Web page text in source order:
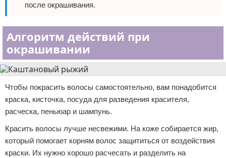
после окрашивания.
Алгоритм действий при
окрашивании
Чтобы покрасить волосы самостоятельно, вам понадобится
краска, кисточка, посуда для разведения красителя,
расческа, пеньюар и шампунь.
Красить волосы лучше несвежими. На коже собирается жир,
который помогает корням волос защититься от воздействия
краски. Их нужно хорошо расчесать и разделить на